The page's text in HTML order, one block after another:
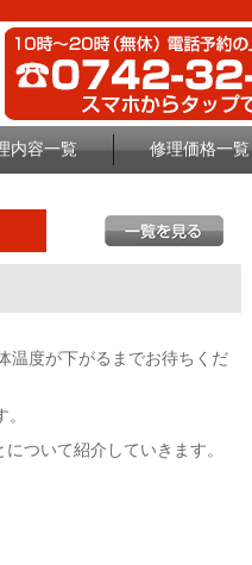
内容一覧 修理価格一覧
温度が下がるまでお待ちくだ
ついて紹介していきます。